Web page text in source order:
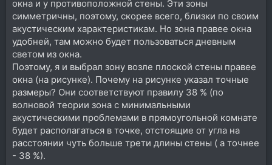
окна и у противоположной стены. Эти зоны
симметричны, поэтому, скорее всего, близки по своим
акустическим характеристикам. Но зона правее окна
удобней, там можно будет пользоваться дневным
светом из окна.
Поэтому, я и выбрал зону возле плоской стены правее
окна (на рисунке). Почему на рисунке указал точные
размеры? Они соответствуют правилу 38 % (по
волновой теории зона с минимальными
акустическими проблемами в прямоугольной комнате
будет располагаться в точке, отстоящие от угла на
расстоянии чуть больше трети длины стены ( а точнее
- 38 %).